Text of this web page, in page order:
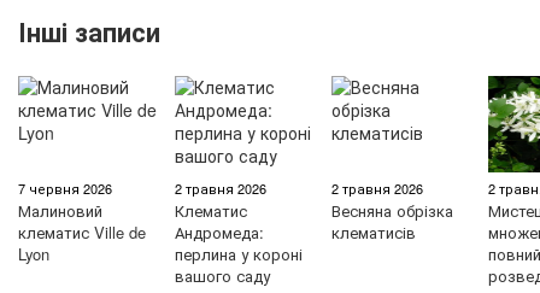
Інші записи
7 червня 2026
Малиновий
клематис Ville de
Lyon
2 травня 2026
Клематис
Андромеда:
перлина у короні
вашого саду
2 травня 2026
Весняна обрізка
клематисів
2
повний